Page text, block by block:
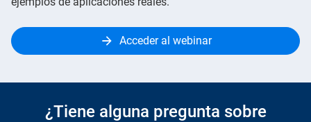
Acceder al webinar
¿Tiene alguna pregunta sobre